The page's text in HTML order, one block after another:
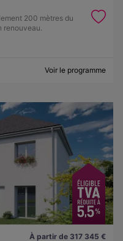
200 mètres du
renouveau.
Voir le programme
À partir de 317 345 €